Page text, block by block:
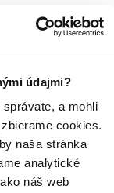
údajmi?
a mohli
cookies.
naša stránka
analytické
náš web